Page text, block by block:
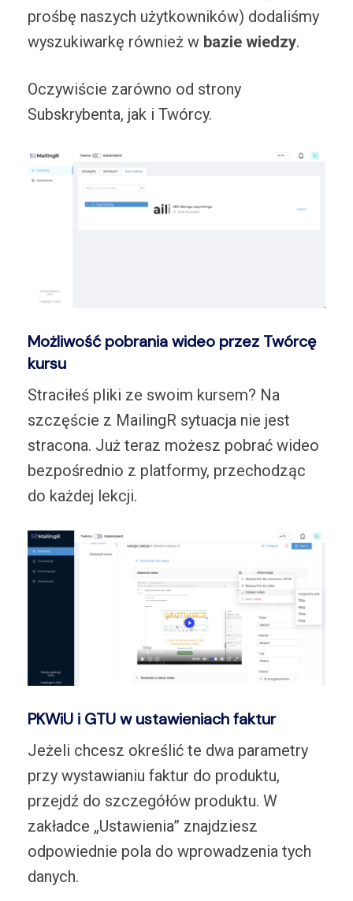
prośbę naszych użytkowników) dodaliśmy
wyszukiwarkę również w bazie wiedzy.
Oczywiście zarówno od strony
Subskrybenta, jak i Twórcy.
Możliwość pobrania wideo przez Twórcę
kursu
Straciłeś pliki ze swoim kursem? Na
szczęście z MailingR sytuacja nie jest
stracona. Już teraz możesz pobrać wideo
bezpośrednio z platformy, przechodząc
do każdej lekcji.
PKWiU i GTU w ustawieniach faktur
Jeżeli chcesz określić te dwa parametry
przy wystawianiu faktur do produktu,
przejdź do szczegółów produktu. W
zakładce „Ustawienia” znajdziesz
odpowiednie pola do wprowadzenia tych
danych.